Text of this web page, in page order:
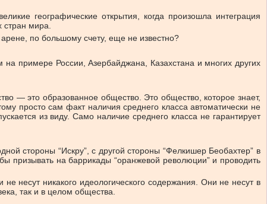
географические открытия, когда произошла интеграция
мира.
по большому счету, еще не известно?
примере России, Азербайджана, Казахстана и многих других
— это образованное общество. Это общество, которое знает,
просто сам факт наличия среднего класса автоматически не
из виду. Само наличие среднего класса не гарантирует
стороны “Искру”, с другой стороны “Фелкишер Беобахтер” в
на баррикады “оранжевой революции” и проводить
несут никакого идеологического содержания. Они не несут в
так и в целом общества.